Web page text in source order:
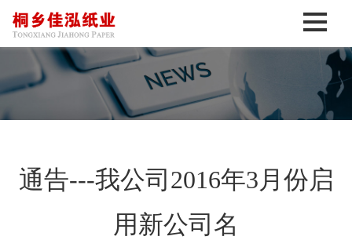
通告---我公司2016年3月份启
用新公司名